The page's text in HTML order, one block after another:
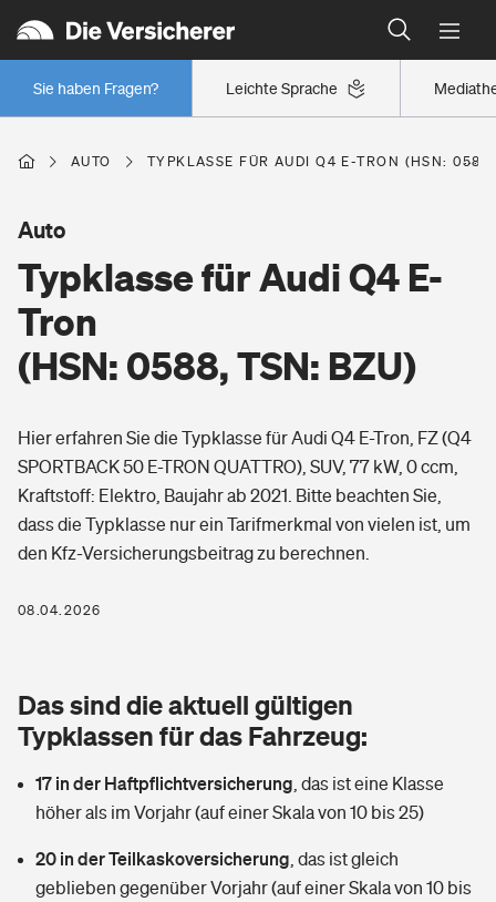
Leichte Sprache
Sie haben Fragen?
Wer versichert was: Jetzt Versicherer finden
Regionalklassen: So ist Ihre Region eingestuft
Wer versichert was: Jetzt Versicherer finden
Berufsunfähigkeitsversicherung
Arbeitsrechtsschutz
Berufshaftpflichtversicherung
Rentenrechner: Wie viel Geld bekomme ich im Alter?
Wer versichert was: Jetzt Versicherer finden
Wohnen
Wohngebäudeversicherung
Hausratversicherung
Elementarversicherung
Photovoltaik
Wärmepumpen versichern
Vermieterrrechtsschutz
Mietkautionsversicherung
Pri­vate Haft­pflicht­
Rechts­schutz­ver­si­che­rung
Kinderunfall­ver­si­che­rung
Reiseversicherung
Gesundheit
Private Krankenversicherung
Tierkrankenversicherung
Zur Übersicht
Tools
AUTO TYPKLASSE FÜR AUDI Q4 E-TRON (HSN:
Typklasse für Audi Q4 E-
Tron
(HSN: 0588, TSN: BZU)
Auto
Hier erfahren Sie die Typklasse für Audi Q4 E-Tron, FZ (Q4
SPORTBACK 50 E-TRON QUATTRO), SUV, 77 kW, 0 ccm,
Kraftstoff: Elektro, Baujahr ab 2021. Bitte beachten Sie,
dass die Typklasse nur ein Tarifmerkmal von vielen ist, um
den Kfz-Versicherungsbeitrag zu berechnen.
08.04.2026
Das sind die aktuell gültigen
Typklassen für das Fahrzeug:
17 in der Haftpflichtversicherung das ist eine Klasse
höher als im Vorjahr (auf einer Skala von 10 bis 25)
20 in der Teilkaskoversicherung das ist gleich
geblieben gegenüber Vorjahr (auf einer Skala von 10 bis